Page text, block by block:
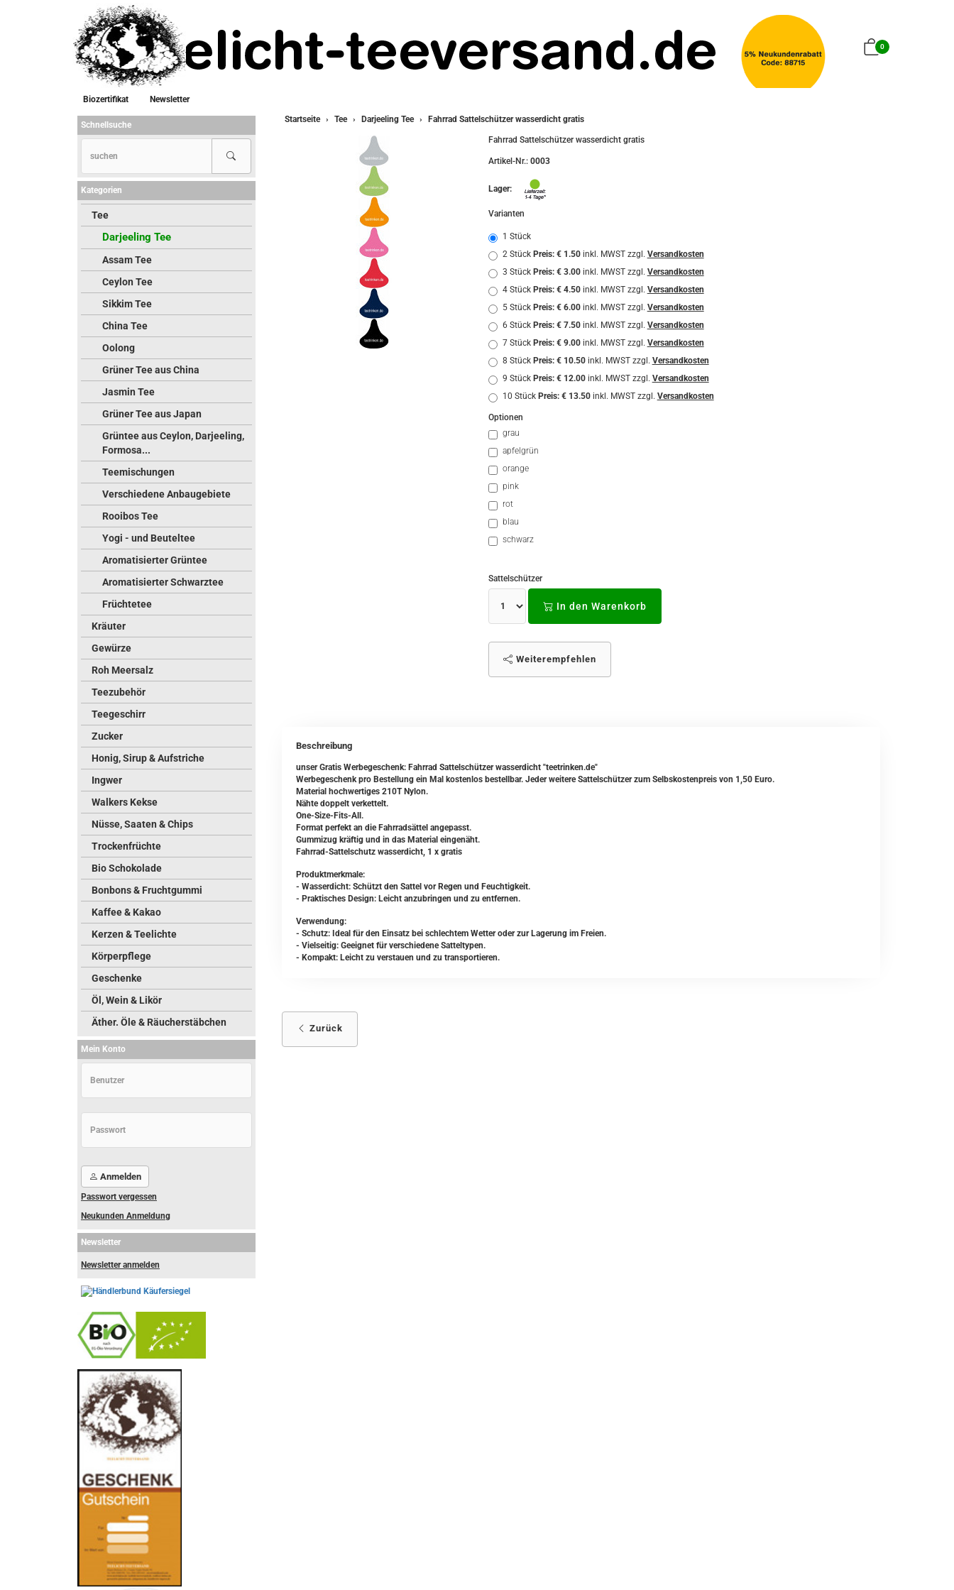
0
Biozertifikat
Newsletter
Startseite
Tee Darjeeling Tee Fahrrad Sattelschützer wasserdicht gratis
Fahrrad Sattelschützer wasserdicht gratis
Artikel-Nr.: 0003
Lager:
Varianten
1 Stück
2 Stück Preis: € 1.50 inkl. MWST zzgl. Versandkosten
3 Stück Preis: € 3.00 inkl. MWST zzgl. Versandkosten
4 Stück Preis: € 4.50 inkl. MWST zzgl. Versandkosten
5 Stück Preis: € 6.00 inkl. MWST zzgl. Versandkosten
6 Stück Preis: € 7.50 inkl. MWST zzgl. Versandkosten
7 Stück Preis: € 9.00 inkl. MWST zzgl. Versandkosten
8 Stück Preis: € 10.50 inkl. MWST zzgl. Versandkosten
9 Stück Preis: € 12.00 inkl. MWST zzgl. Versandkosten
10 Stück Preis: € 13.50 inkl. MWST zzgl. Versandkosten
Optionen
grau
apfelgrün
orange
pink
rot
blau
schwarz
Sattelschützer
In den Warenkorb
Weiterempfehlen
Beschreibung
unser Gratis Werbegeschenk: Fahrrad Sattelschützer wasserdicht "teetrinken.de"
Werbegeschenk pro Bestellung ein Mal kostenlos bestellbar. Jeder weitere Sattelschützer zum Selbskostenpreis von 1,50 Euro.
Material hochwertiges 210T Nylon.
Nähte doppelt verkettelt.
One-Size-Fits-All.
Format perfekt an die Fahrradsättel angepasst.
Gummizug kräftig und in das Material eingenäht.
Fahrrad-Sattelschutz wasserdicht, 1 x gratis
Produktmerkmale:
- Wasserdicht: Schützt den Sattel vor Regen und Feuchtigkeit.
- Praktisches Design: Leicht anzubringen und zu entfernen.
Verwendung:
- Schutz: Ideal für den Einsatz bei schlechtem Wetter oder zur Lagerung im Freien.
- Vielseitig: Geeignet für verschiedene Satteltypen.
- Kompakt: Leicht zu verstauen und zu transportieren.
Zurück
Schnellsuche
Kategorien
Tee
Darjeeling Tee
Assam Tee
Ceylon Tee
Sikkim Tee
China Tee
Oolong
Grüner Tee aus China
Jasmin Tee
Grüner Tee aus Japan
Grüntee aus Ceylon, Darjeeling,
Formosa...
Teemischungen
Verschiedene Anbaugebiete
Rooibos Tee
Yogi - und Beuteltee
Aromatisierter Grüntee
Aromatisierter Schwarztee
Früchtetee
Kräuter
Gewürze
Roh Meersalz
Teezubehör
Teegeschirr
Zucker
Honig, Sirup & Aufstriche
Ingwer
Walkers Kekse
Nüsse, Saaten & Chips
Trockenfrüchte
Bio Schokolade
Bonbons & Fruchtgummi
Kaffee & Kakao
Kerzen & Teelichte
Körperpflege
Geschenke
Öl, Wein & Likör
Äther. Öle & Räucherstäbchen
Mein Konto
Anmelden
Passwort vergessen
Neukunden Anmeldung
Newsletter
Newsletter anmelden